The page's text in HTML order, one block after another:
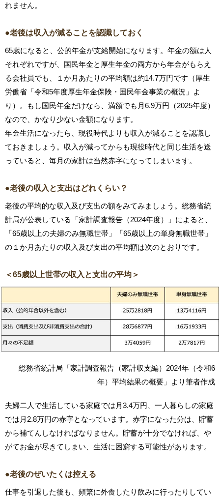
れません。
●老後は収入が減ることを認識しておく
65歳になると、公的年金が支給開始になります。年金の額は人
それぞれですが、国民年金と厚生年金の両方から年金がもらえ
る会社員でも、１か月あたりの平均額は約14.7万円です（厚生
労働省「令和5年度厚生年金保険・国民年金事業の概況」よ
り）。もし国民年金だけなら、満額でも月6.9万円（2025年度）
なので、かなり少ない金額になります。
年金生活になったら、現役時代よりも収入が減ることを認識し
ておきましょう。収入が減ってからも現役時代と同じ生活を送
っていると、毎月の家計は当然赤字になってしまいます。
●老後の収入と支出はどれくらい？
老後の平均的な収入及び支出の額をみてみましょう。総務省統
計局が公表している「家計調査報告（2024年度）」によると、
「65歳以上の夫婦のみ無職世帯」「65歳以上の単身無職世帯」
の１か月あたりの収入及び支出の平均額は次のとおりです。
＜65歳以上世帯の収入と支出の平均＞
総務省統計局「家計調査報告（家計収支編）2024年（令和6
年）平均結果の概要」より筆者作成
夫婦二人で生活している家庭では月3.4万円、一人暮らしの家庭
では月2.8万円の赤字となっています。赤字になった分は、貯蓄
から補てんしなければなりません。貯蓄が十分でなければ、や
がてお金が尽きてしまい、生活に困窮する可能性があります。
●老後のぜいたくは控える
仕事を引退した後も、頻繁に外食したり飲みに行ったりしてい